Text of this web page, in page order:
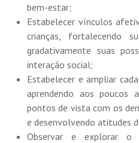
bem-estar;
Estabelecer vínculos
crianças, fortalecendo
gradativamente suas
interação social;
Estabelecer e ampliar
aprendendo aos poucos
pontos de vista com os
e desenvolvendo atitudes
Observar e explorar o